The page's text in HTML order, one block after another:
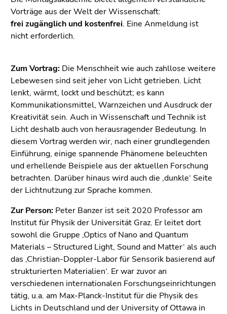
(Zugriffstaste
5)
Zu
(Benutzer/Sprache)
(Zugriffstaste
8)
Zur
Suche
(Zugriffstaste
9)
Vorträge aus der Welt der Wissenschaft:
frei zugänglich und kostenfrei. Eine Anmeldung ist
nicht erforderlich.
Zum Vortrag: Die Menschheit wie auch zahllose weitere
Lebewesen sind seit jeher von Licht getrieben. Licht
lenkt, wärmt, lockt und beschützt; es kann
Kommunikationsmittel, Warnzeichen und Ausdruck der
Kreativität sein. Auch in Wissenschaft und Technik ist
Licht deshalb auch von herausragender Bedeutung. In
diesem Vortrag werden wir, nach einer grundlegenden
Einführung, einige spannende Phänomene beleuchten
und erhellende Beispiele aus der aktuellen Forschung
betrachten. Darüber hinaus wird auch die ‚dunkle‘ Seite
der Lichtnutzung zur Sprache kommen.
Zur Person: Peter Banzer ist seit 2020 Professor am
Institut für Physik der Universität Graz. Er leitet dort
sowohl die Gruppe ‚Optics of Nano and Quantum
Materials – Structured Light, Sound and Matter‘ als auch
das ‚Christian-Doppler-Labor für Sensorik basierend auf
strukturierten Materialien‘. Er war zuvor an
verschiedenen internationalen Forschungseinrichtungen
tätig, u.a. am Max-Planck-Institut für die Physik des
Lichts in Deutschland und der University of Ottawa in